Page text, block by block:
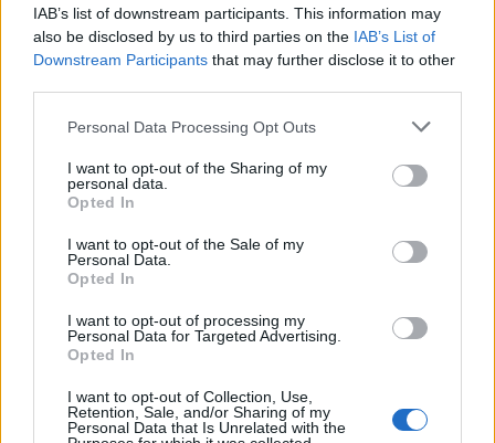
IAB’s list of downstream participants. This information may
also be disclosed by us to third parties on the IAB’s List of
Downstream Participants that may further disclose it to other
Please note that this website/app uses one or more Google
not limited to your visit or usage behaviour. You may click to
grant or deny consent to Google and its third-party tags to
use your data for below specified purposes in below Google
consent section.
Personal Data Processing Opt Outs
I want to opt-out of the Sharing of my
personal data.
Opted In
I want to opt-out of the Sale of my
Personal Data.
Opted In
I want to opt-out of processing my
Personal Data for Targeted Advertising.
Opted In
I want to opt-out of Collection, Use,
Retention, Sale, and/or Sharing of my
Personal Data that Is Unrelated with the
Πρωί
26°
Άνεμος 4 bf
Μεσημέρι
Άνεμος
Απόγευμα
28°
Καθαρός
Άνεμος
3 bf
Βράδυ
26°
Άνεμος